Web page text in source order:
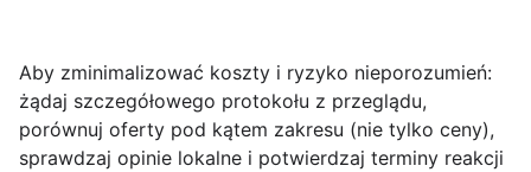
Aby zminimalizować koszty i ryzyko nieporozumień:
żądaj szczegółowego protokołu z przeglądu,
porównuj oferty pod kątem zakresu (nie tylko ceny),
sprawdzaj opinie lokalne i potwierdzaj terminy reakcji